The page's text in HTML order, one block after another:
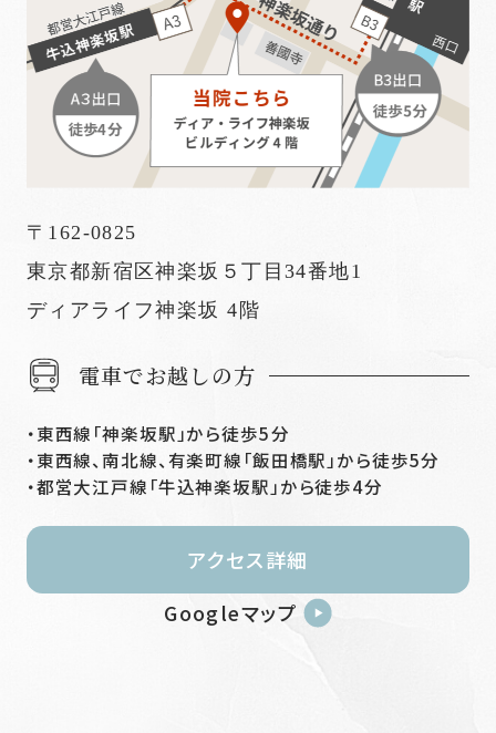
〒162-0825
東京都新宿区神楽坂５丁目34番地1
ディアライフ神楽坂 4階
電車でお越しの方
東西線「神楽坂駅」から徒歩5分
東西線、南北線、有楽町線「飯田橋駅」から徒歩5分
都営大江戸線「牛込神楽坂駅」から徒歩4分
アクセス詳細
Googleマップ